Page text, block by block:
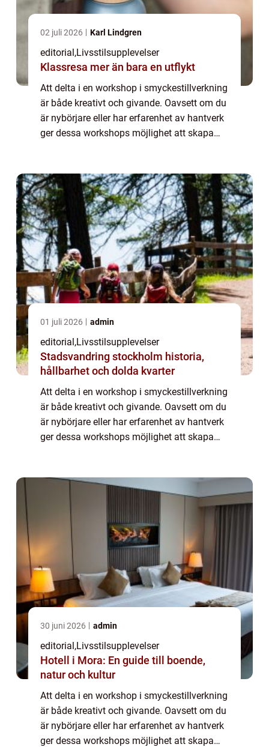
02 juli 2026 Karl Lindgren
editorial,Livsstilsupplevelser
Klassresa mer än bara en utflykt
Att delta i en workshop i smyckestillverkning
är både kreativt och givande. Oavsett om du
är nybörjare eller har erfarenhet av hantverk
ger dessa workshops möjlighet att skapa
01 juli 2026 admin
editorial,Livsstilsupplevelser
Stadsvandring stockholm historia,
hållbarhet och dolda kvarter
Att delta i en workshop i smyckestillverkning
är både kreativt och givande. Oavsett om du
är nybörjare eller har erfarenhet av hantverk
ger dessa workshops möjlighet att skapa
30 juni 2026 admin
editorial,Livsstilsupplevelser
Hotell i Mora: En guide till boende,
natur och kultur
Att delta i en workshop i smyckestillverkning
är både kreativt och givande. Oavsett om du
är nybörjare eller har erfarenhet av hantverk
ger dessa workshops möjlighet att skapa